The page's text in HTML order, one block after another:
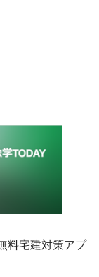
料宅建対策アプ